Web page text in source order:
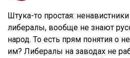
Штука-то простая:
либералы, вообще не знают
народ. То есть прям понятия о
им? Либералы на заводах не